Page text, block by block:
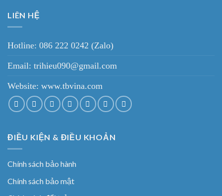
LIÊN HỆ
Hotline: 086 222 0242 (Zalo)
Email: trihieu090@gmail.com
Website: www.tbvina.com
ĐIỀU KIỆN & ĐIỀU KHOẢN
Chính sách bảo hành
Chính sách bảo mật